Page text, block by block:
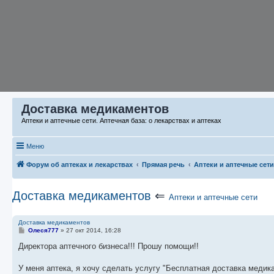
Доставка медикаментов
Аптеки и аптечные сети. Аптечная база: о лекарствах и аптеках
Меню
Форум об аптеках и лекарствах Прямая речь Аптеки и аптечные сети
Доставка медикаментов ⇐ Аптеки и аптечные сети
Доставка медикаментов
С
о
б
е
Олеся777» 27 окт 2014, 16:28
Директора аптечного бизнеса!!! Прошу помощи!!
У меня аптека, я хочу сделать услугу "Бесплатная доставка